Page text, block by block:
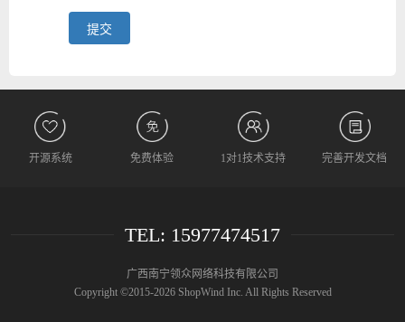
开源系统 免费体验 1对1技术支持 完善开发文档
TEL: 15977474517
广西南宁领众网络科技有限公司
Copyright ©2015-2026 ShopWind Inc. All Rights Reserved